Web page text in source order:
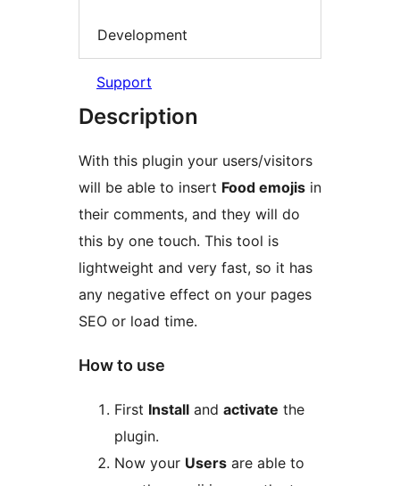
Development
Support
Description
With this plugin your users/visitors
will be able to insert Food emojis in
their comments, and they will do
this by one touch. This tool is
lightweight and very fast, so it has
any negative effect on your pages
SEO or load time.
How to use
First Install and activate the
plugin.
Now your Users are able to